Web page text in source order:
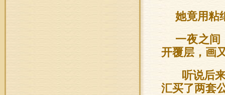
她竟用粘
一夜之间
开覆层，画
听说后
汇买了两套